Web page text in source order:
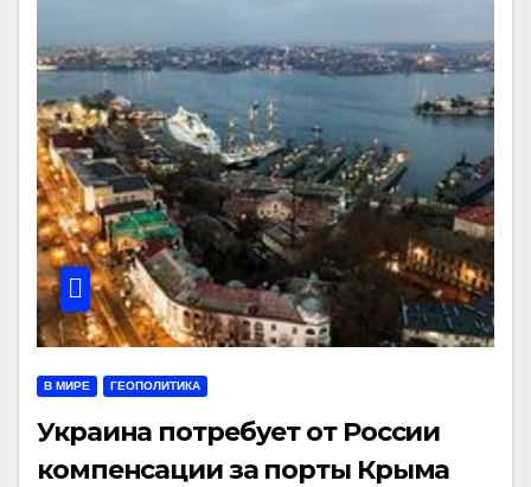
В МИРЕ ГЕОПОЛИТИКА
Украина потребует от России
компенсации за порты Крыма